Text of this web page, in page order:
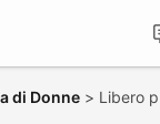
di Donne > Libero